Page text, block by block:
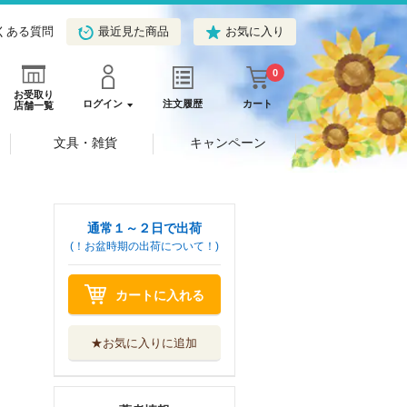
ある質問 最近見た商品 お気に入り
お受取り
店舗一覧
ログイン 注文履歴 カート
0
文具・雑貨 キャンペーン
通常１～２日で出荷
(！お盆時期の出荷について！)
カートに入れる
★お気に入りに追加